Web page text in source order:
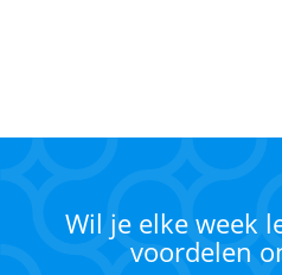
Wil je elke week
voordelen